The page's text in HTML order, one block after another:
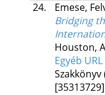
24.
Emese,
Bridging
Houston,
Egyéb URL
[35313729]